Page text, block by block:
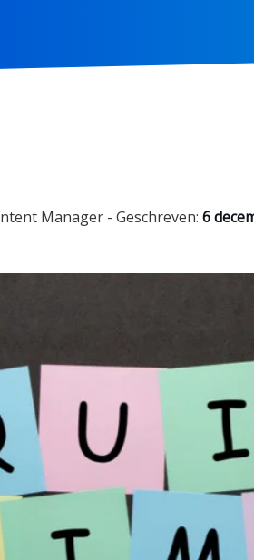
Manager - Geschreven: 6